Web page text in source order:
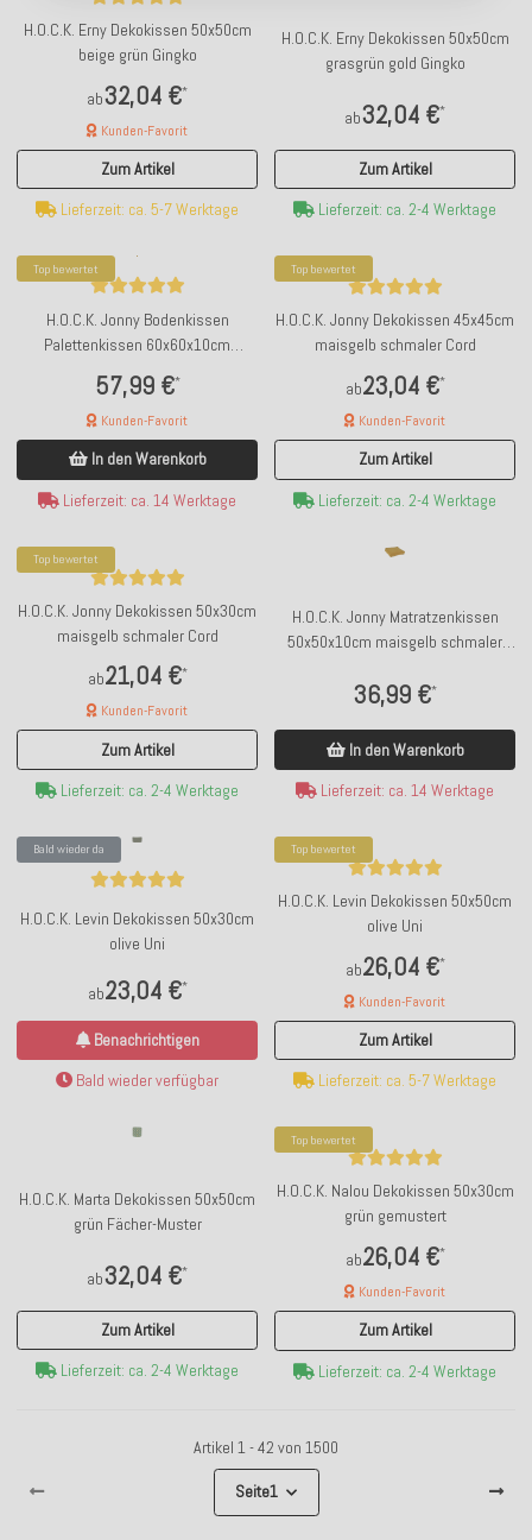
H.O.C.K. Erny Dekokissen 50x50cm
beige grün Gingko
ab32,04 €*
Kunden-Favorit
Zum Artikel
Lieferzeit: ca. 5-7 Werktage
H.O.C.K. Erny Dekokissen 50x50cm
grasgrün gold Gingko
ab32,04 €*
Zum Artikel
Lieferzeit: ca. 2-4 Werktage
Top bewertet
H.O.C.K. Jonny Bodenkissen
Palettenkissen 60x60x10cm
57,99 €*
Kunden-Favorit
In den Warenkorb
Lieferzeit: ca. 14 Werktage
Top bewertet
H.O.C.K. Jonny Dekokissen 45x45cm
maisgelb schmaler Cord
ab23,04 €*
Kunden-Favorit
Zum Artikel
Lieferzeit: ca. 2-4 Werktage
Top bewertet
H.O.C.K. Jonny Dekokissen 50x30cm
maisgelb schmaler Cord
ab21,04 €*
Kunden-Favorit
Zum Artikel
Lieferzeit: ca. 2-4 Werktage
H.O.C.K. Jonny Matratzenkissen
50x50x10cm maisgelb schmaler
36,99 €*
In den Warenkorb
Lieferzeit: ca. 14 Werktage
Bald wieder da
H.O.C.K. Levin Dekokissen 50x30cm
olive Uni
ab23,04 €*
Benachrichtigen
Bald wieder verfügbar
Top bewertet
H.O.C.K. Levin Dekokissen 50x50cm
olive Uni
ab26,04 €*
Kunden-Favorit
Zum Artikel
Lieferzeit: ca. 5-7 Werktage
H.O.C.K. Marta Dekokissen 50x50cm
grün Fächer-Muster
ab32,04 €*
Zum Artikel
Lieferzeit: ca. 2-4 Werktage
Top bewertet
H.O.C.K. Nalou Dekokissen 50x30cm
grün gemustert
ab26,04 €*
Kunden-Favorit
Zum Artikel
Lieferzeit: ca. 2-4 Werktage
Artikel 1 - 42 von 1500
Seite1